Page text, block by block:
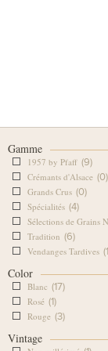
Gamme
1957 by Pfaff (9)
Crémants d'Alsace (0)
Grands Crus (0)
Spécialités (4)
Sélections de Grains
Tradition (6)
Vendanges Tardives
Color
Blanc (17)
Rosé (1)
Rouge (3)
Vintage